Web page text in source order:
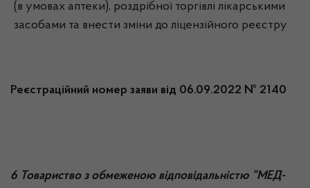
(в умовах аптеки), роздрібної торгівлі лікарськими
засобами та внести зміни до ліцензійного реєстру
Реєстраційний номер заяви від 06.09.2022 № 2140
6 Товариство з обмеженою відповідальністю “МЕД-